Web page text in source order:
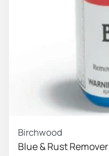
Birchwood
Blue & Rust Remover